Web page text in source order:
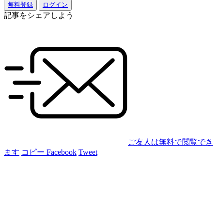
無料登録 ログイン
記事をシェアしよう
ご友人は無料で閲覧でき
ます コピー Facebook Tweet